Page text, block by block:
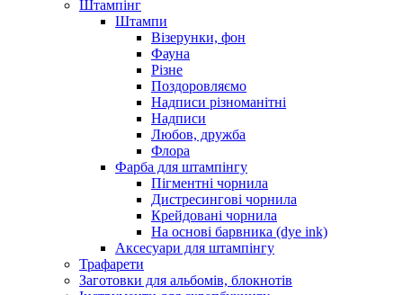
Штампінг
Штампи
Візерунки, фон
Фауна
Різне
Поздоровляємо
Надписи різноманітні
Надписи
Любов, дружба
Флора
Фарба для штампінгу
Пігментні чорнила
Дистресингові чорнила
Крейдовані чорнила
На основі барвника (dye ink)
Аксесуари для штампінгу
Трафарети
Заготовки для альбомів, блокнотів